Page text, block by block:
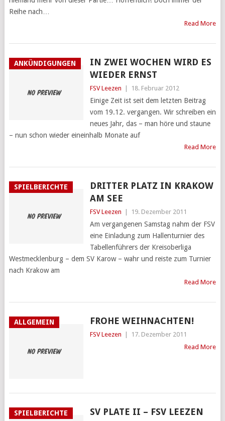
Reihe nach…
Read More
ANKÜNDIGUNGEN
IN ZWEI WOCHEN WIRD ES
WIEDER ERNST
FSV Leezen 18. Februar 2012
Einige Zeit ist seit dem letzten Beitrag
vom 19.12. vergangen. Wir schreiben ein
neues Jahr, das – man höre und staune
– nun schon wieder eineinhalb Monate auf
Read More
SPIELBERICHTE
DRITTER PLATZ IN KRAKOW
AM SEE
FSV Leezen 19. Dezember 2011
Am vergangenen Samstag nahm der FSV
eine Einladung zum Hallenturnier des
Tabellenführers der Kreisoberliga
Westmecklenburg – dem SV Karow – wahr und reiste zum Turnier
nach Krakow am
Read More
ALLGEMEIN FROHE WEIHNACHTEN!
FSV Leezen
17. Dezember 2011
Read More
SPIELBERICHTE SV PLATE II – FSV LEEZEN